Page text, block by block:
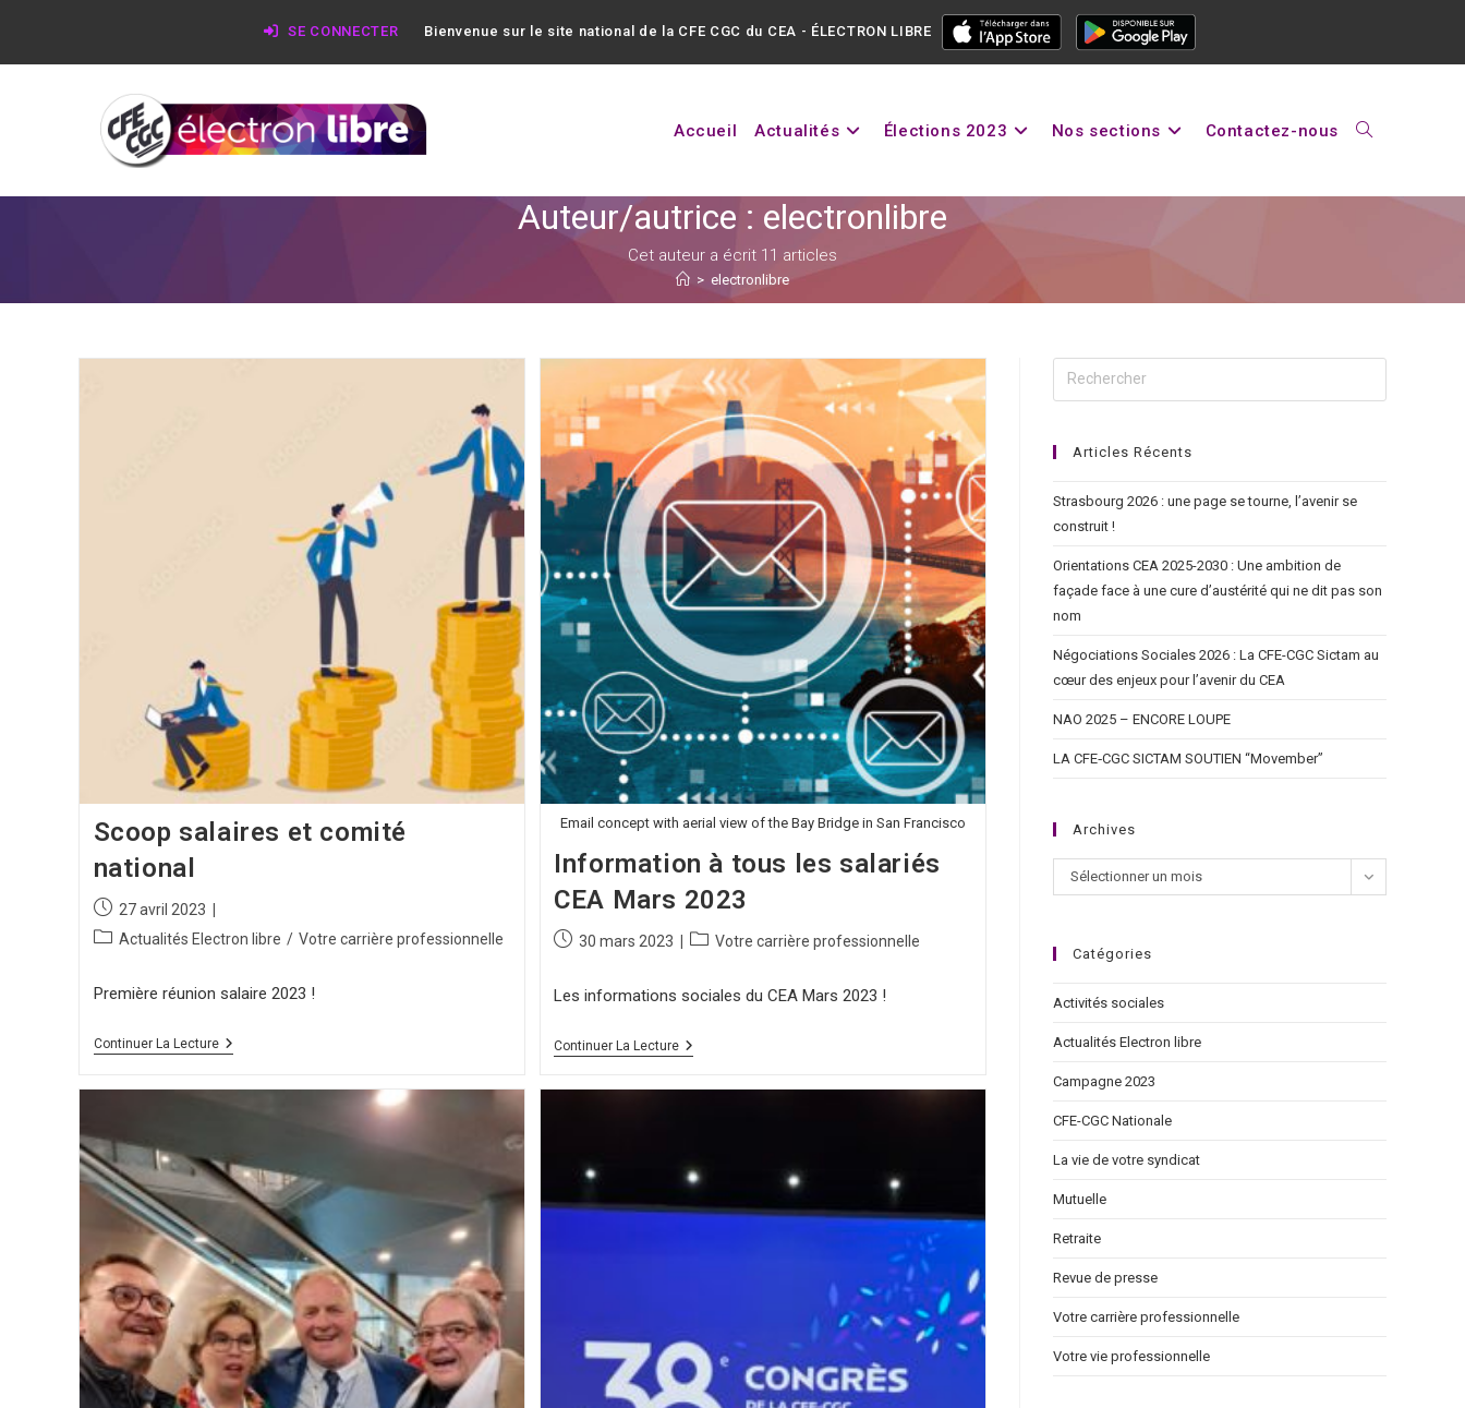
SE CONNECTER Bienvenue sur le site national de la CFE CGC du CEA - ÉLECTRON LIBRE
Accueil Actualités Élections 2023 Nos sections Contactez-nous
Auteur/autrice : electronlibre
Cet auteur a écrit 11 articles
> electronlibre
Scoop salaires et comité
national
27 avril 2023
Actualités Electron libre / Votre carrière professionnelle
Première réunion salaire 2023 !
Continuer La Lecture
Email concept with aerial view of the Bay Bridge in San Francisco
Information à tous les salariés
CEA Mars 2023
30 mars 2023 Votre carrière professionnelle
Les informations sociales du CEA Mars 2023 !
Continuer La Lecture
Articles Récents
Strasbourg 2026 : une page se tourne, l’avenir se
construit !
Orientations CEA 2025-2030 : Une ambition de
façade face à une cure d’austérité qui ne dit pas son
nom
Négociations Sociales 2026 : La CFE-CGC Sictam au
cœur des enjeux pour l’avenir du CEA
NAO 2025 – ENCORE LOUPE
LA CFE‑CGC SICTAM SOUTIEN “Movember”
Archives
Sélectionner un mois
Catégories
Activités sociales
Actualités Electron libre
Campagne 2023
CFE-CGC Nationale
La vie de votre syndicat
Mutuelle
Retraite
Revue de presse
Votre carrière professionnelle
Votre vie professionnelle